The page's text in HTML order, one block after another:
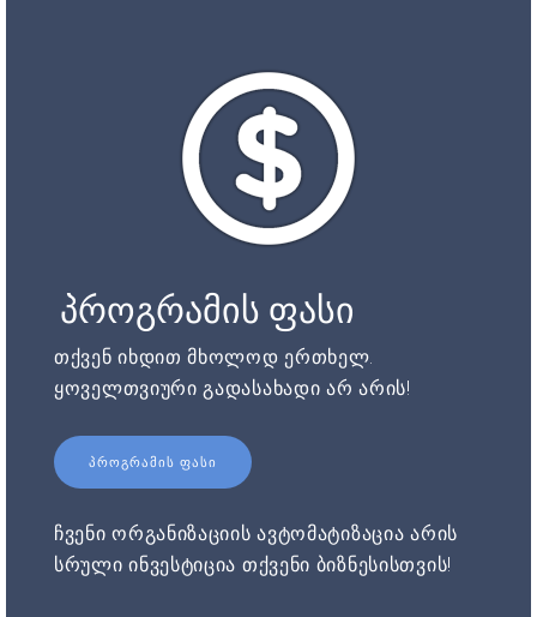
პროგრამის ფასი
თქვენ იხდით მხოლოდ ერთხელ.
ყოველთვიური გადასახადი არ არის!
ᲞᲠᲝᲒᲠᲐᲛᲘᲡ ᲤᲐᲡᲘ
ჩვენი ორგანიზაციის ავტომატიზაცია არის
სრული ინვესტიცია თქვენი ბიზნესისთვის!